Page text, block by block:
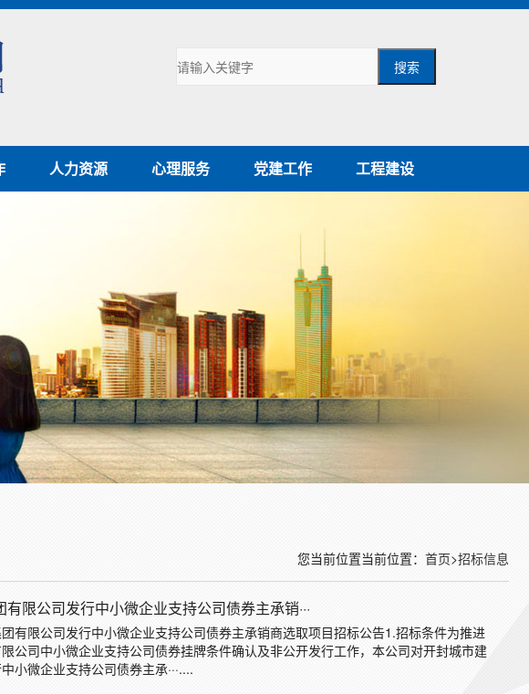
搜索
人力资源 心理服务 党建工作 工程建设
您当前位置当前位置： 首页>招标信息
限公司发行中小微企业支持公司债券主承销···
有限公司发行中小微企业支持公司债券主承销商选取项目招标公告1.招标条件为推进
公司中小微企业支持公司债券挂牌条件确认及非公开发行工作，本公司对开封城市建
小微企业支持公司债券主承···....